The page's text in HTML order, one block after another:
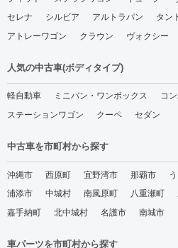
セレナ
シルビア アルトラパン タン
アトレーワゴン
クラウン ヴォクシー
人気の中古車(ボディタイプ)
軽自動車 ミニバン・ワンボックス コ
ステーションワゴン
クーペ セダン
中古車を市町村から探す
沖縄市 西原町 宜野湾市 那覇市
浦添市
中城村 南風原町 八重瀬町
嘉手納町
北中城村 名護市 南城市
車パーツを市町村から探す